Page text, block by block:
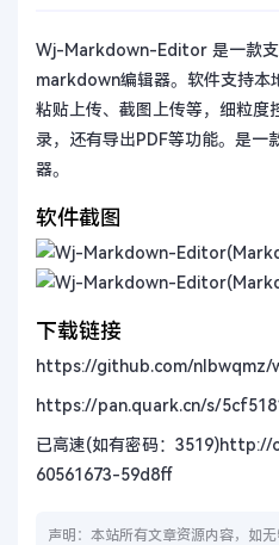
Wj-Markdown-Editor 是一款
markdown编辑器。软件支持本
粘贴上传、截图上传等，细粒度
录，还有导出PDF等功能。是
器。
软件截图
下载链接
https://github.com/
https://pan.quark.cn/s/
已高速(如有密码：3519)http://
60561673-59d8ff
声明：本站所有文章资源内容，如